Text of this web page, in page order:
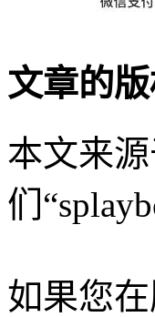
文章的
本文来
们
如果您